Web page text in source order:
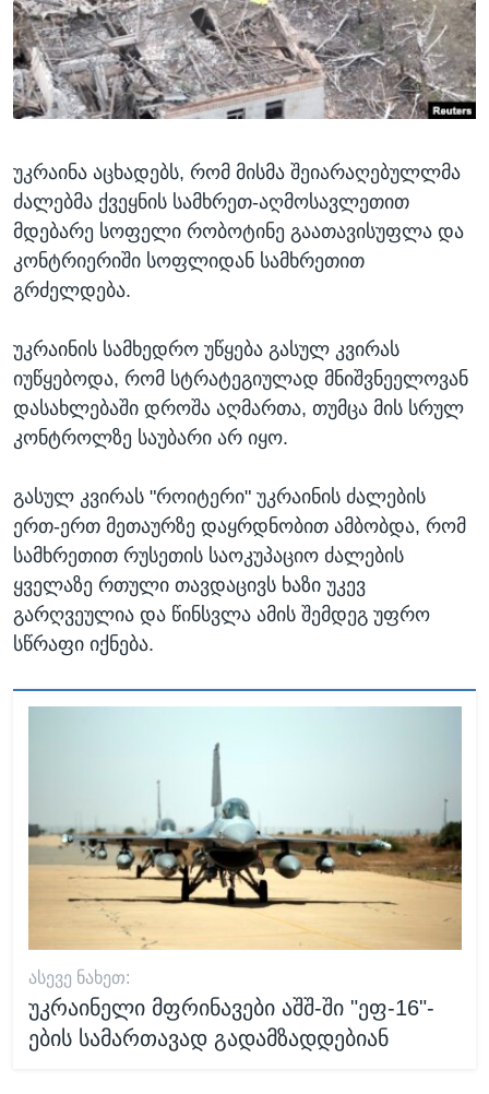
ᲡᲢᲣᲓᲘᲐ ᲕᲐᲨᲘᲜᲒᲢᲝᲜᲘ
ᲔᲙᲝᲜᲝᲛᲘᲙᲐ
ᲯᲐᲜᲛᲠᲗᲔᲚᲝᲑᲐ
ᲛᲔᲪᲜᲘᲔᲠᲔᲑᲐ
ᲙᲣᲚᲢᲣᲠᲐ
ᲒᲐᲚᲘᲚᲔᲝ
ᲓᲔᲖᲘᲜᲤᲝᲠᲛᲐᲪᲘᲐ
Learning English
ᲗᲕᲐᲚᲘ ᲒᲕᲐᲓᲔᲕᲜᲔᲗ
ენები
უკრაინა აცხადებს, რომ მისმა შეიარაღებულლმა
ძალებმა ქვეყნის სამხრეთ-აღმოსავლეთით
მდებარე სოფელი რობოტინე გაათავისუფლა და
კონტრიერიში სოფლიდან სამხრეთით
გრძელდება.
უკრაინის სამხედრო უწყება გასულ კვირას
იუწყებოდა, რომ სტრატეგიულად მნიშვნეელოვან
დასახლებაში დროშა აღმართა, თუმცა მის სრულ
კონტროლზე საუბარი არ იყო.
გასულ კვირას "როიტერი" უკრაინის ძალების
ერთ-ერთ მეთაურზე დაყრდნობით ამბობდა, რომ
სამხრეთით რუსეთის საოკუპაციო ძალების
ყველაზე რთული თავდაცივს ხაზი უკევ
გარღვეულია და წინსვლა ამის შემდეგ უფრო
სწრაფი იქნება.
ᲐᲡᲔᲕᲔ ᲜᲐᲮᲔᲗ:
უკრაინელი მფრინავები აშშ-ში "ეფ-16"-
ების სამართავად გადამზადდებიან